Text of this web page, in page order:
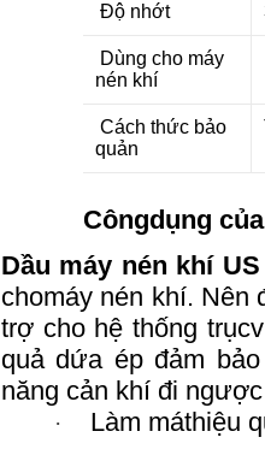
Độ nhớt
Dùng cho máy
nén khí
Cách thức bảo
quản
Côngdụng
Dầu máy nén khí
chomáy nén khí. Nên
trợ cho hệ thống
quả dứa ép đảm
năng cản khí đi
· Làm máthiệu